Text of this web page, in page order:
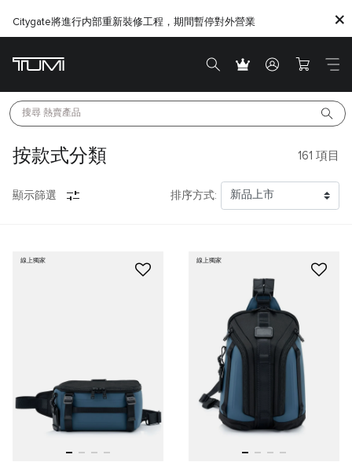
Citygate將進行内部重新裝修工程，期間暫停對外營業
搜尋 熱賣產品
按款式分類 161 項目
顯示篩選 排序方式:
線上獨家 線上獨家